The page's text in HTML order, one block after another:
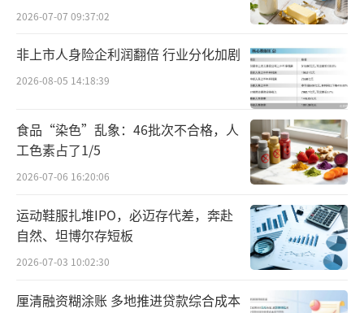
要客研究院院长周婷表示，欧莱雅此次投
资布局，说明欧莱雅接下来在美妆专业线上会
进一步发力，美妆专业线具有更强的高端化、
专业化特点，基于产业链的垂直整合是强化专
业线优势的最有效手段。同时也说明了欧莱雅
进一步高端化发展的决心。
进行采访，但截至发稿未收到回复。
高端化妆品增速放缓
前不久，欧莱雅发布了2024年上半年财
2026-07-07 09:37:02
非上市人身险企利润翻倍 行业分化加剧
2026-08-05 14:18:39
食品“染色”乱象：46批次不合格，人
工色素占了1/5
2026-07-06 16:20:06
运动鞋服扎堆IPO，必迈存代差，奔赴
自然、坦博尔存短板
2026-07-03 10:02:30
厘清融资糊涂账 多地推进贷款综合成本